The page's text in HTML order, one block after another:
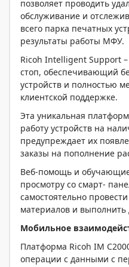
позволяет проводить
обслуживание и
всего парка печатных
результаты работы МФУ.
Ricoh Intelligent Support
стоп, обеспечивающий
устройств и полностью
клиентской поддержке.
Эта уникальная
работу устройств на
предупреждает их
заказы на пополнение
Веб-помощь и
просмотру со смарт-
самостоятельно
материалов и
Мобильное
Платформа Ricoh IM
операции с данными с